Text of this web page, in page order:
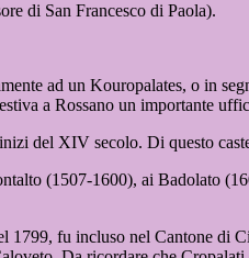
di San Francesco di Paola).
ad un Kouropalates, o in
a Rossano un importante
del XIV secolo. Di questo
(1507-1600), ai Badolato
1799, fu incluso nel Cantone